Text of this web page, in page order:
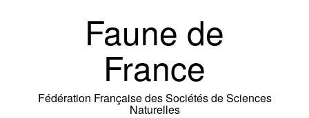
Faune de
France
Fédération Française des Sociétés de Sciences
Naturelles